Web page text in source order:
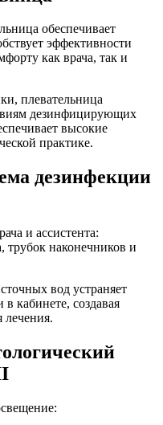
обеспечивает
эффективности
как врача, так и
плевательница
дезинфицирующих
высокие
практике.
дезинфекции
и ассистента:
трубок наконечников и
вод устраняет
кабинете, создавая
лечения.